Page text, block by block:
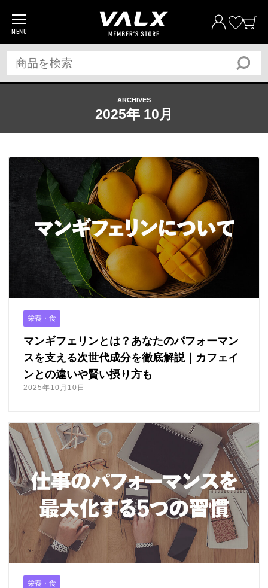
MENU
商品一覧
プロテイン
サプリメント
トレーニングギア/グッズ
おトク
おまとめ割
おトク 定期便
ベストプライス宣言
筋トレ大学PRO
法人様向け
ふるさと納税
ANA
楽天
ふるさとチョイス
ふるなび
ARCHIVES
2025年 10月
栄養・食
マンギフェリンとは？あなたのパフォーマン
スを支える次世代成分を徹底解説｜カフェイ
ンとの違いや賢い摂り方も
2025年10月10日
栄養・食